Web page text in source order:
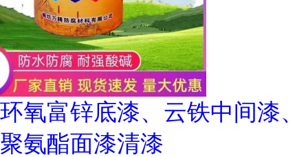
环氧富锌底漆、云铁中间漆、
聚氨酯面漆清漆